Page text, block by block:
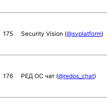
175 Security Vision (@svplatform)
176 РЕД ОС чат (@redos_chat)